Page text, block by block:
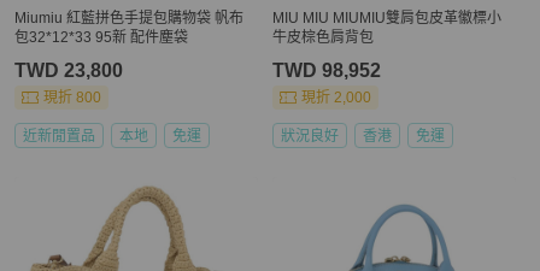
Miumiu 紅藍拼色手提包購物袋 帆布
包32*12*33 95新 配件塵袋
TWD 23,800
現折 800
近新閒置品 本地 免運
MIU MIU MIUMIU雙肩包皮革徽標小
牛皮棕色肩背包
TWD 98,952
現折 2,000
狀況良好 香港 免運